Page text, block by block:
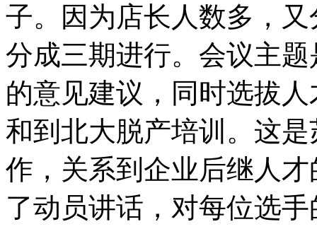
子。因为店长人数多，
分成三期进行。会议主
的意见建议，同时选拔
和到北大脱产培训。这
作，关系到企业后继人
了动员讲话，对每位选